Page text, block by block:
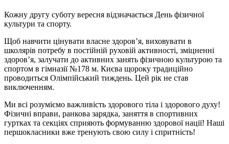
Кожну другу суботу вересня відзначається День фізичної
культури та спорту.
Щоб навчити цінувати власне здоров’я, виховувати в
школярів потребу в постійній руховій активності, зміцненні
здоров’я, залучати до активних занять фізичною культурою та
спортом в гімназії №178 м. Києва щороку традиційно
проводиться Олімпійський тиждень. Цей рік не став
виключенням.
Ми всі розуміємо важливість здорового тіла і здорового духу!
Фізичні вправи, ранкова зарядка, заняття в спортивних
гуртках та секціях сприяють формуванню здорової нації! Наші
першокласники вже тренують свою силу і спритність!